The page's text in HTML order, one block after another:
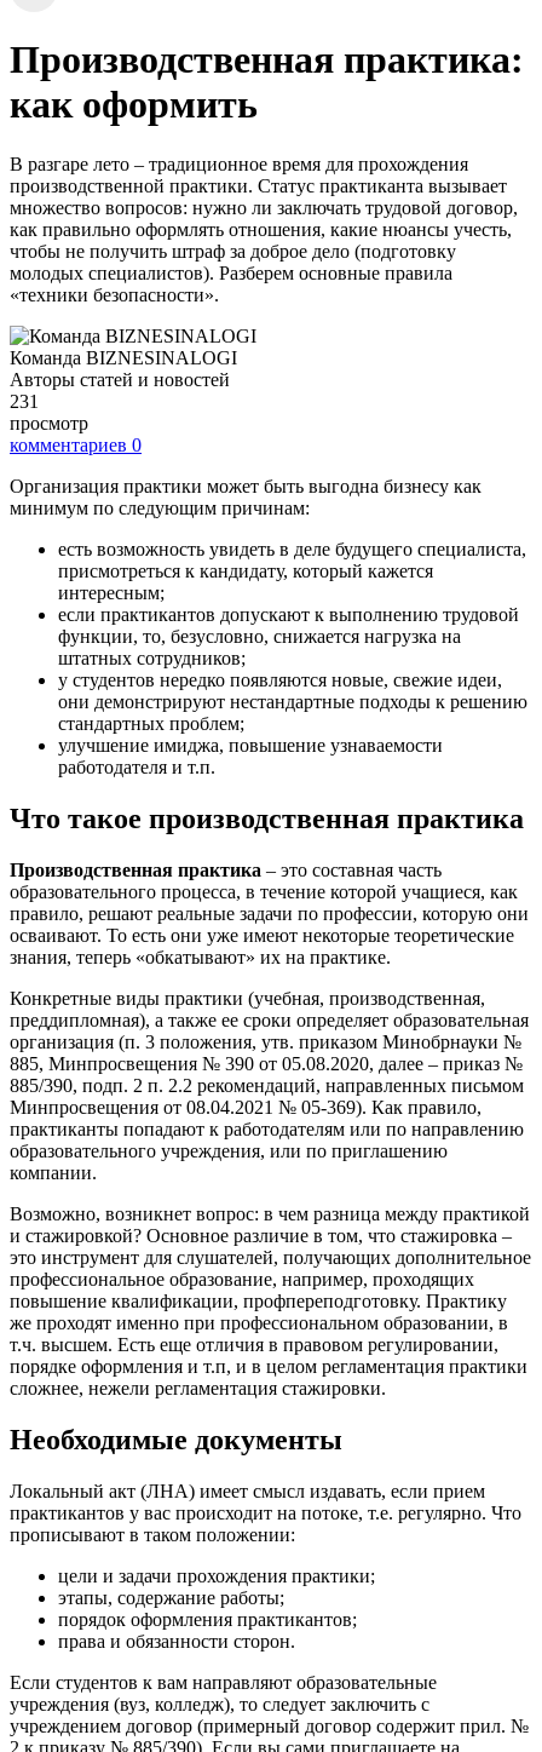
Производственная практика:
как оформить
В разгаре лето – традиционное время для прохождения
производственной практики. Статус практиканта вызывает
множество вопросов: нужно ли заключать трудовой договор,
как правильно оформлять отношения, какие нюансы учесть,
чтобы не получить штраф за доброе дело (подготовку
молодых специалистов). Разберем основные правила
«техники безопасности».
Команда BIZNESINALOGI
Авторы статей и новостей
231
просмотр
комментариев 0
Организация практики может быть выгодна бизнесу как
минимум по следующим причинам:
есть возможность увидеть в деле будущего специалиста,
присмотреться к кандидату, который кажется
интересным;
если практикантов допускают к выполнению трудовой
функции, то, безусловно, снижается нагрузка на
штатных сотрудников;
у студентов нередко появляются новые, свежие идеи,
они демонстрируют нестандартные подходы к решению
стандартных проблем;
улучшение имиджа, повышение узнаваемости
работодателя и т.п.
Что такое производственная практика
Производственная практика – это составная часть
образовательного процесса, в течение которой учащиеся, как
правило, решают реальные задачи по профессии, которую они
осваивают. То есть они уже имеют некоторые теоретические
знания, теперь «обкатывают» их на практике.
Конкретные виды практики (учебная, производственная,
преддипломная), а также ее сроки определяет образовательная
организация (п. 3 положения, утв. приказом Минобрнауки №
885, Минпросвещения № 390 от 05.08.2020, далее – приказ №
885/390, подп. 2 п. 2.2 рекомендаций, направленных письмом
Минпросвещения от 08.04.2021 № 05-369). Как правило,
практиканты попадают к работодателям или по направлению
образовательного учреждения, или по приглашению
компании.
Возможно, возникнет вопрос: в чем разница между практикой
и стажировкой? Основное различие в том, что стажировка –
это инструмент для слушателей, получающих дополнительное
профессиональное образование, например, проходящих
повышение квалификации, профпереподготовку. Практику
же проходят именно при профессиональном образовании, в
т.ч. высшем. Есть еще отличия в правовом регулировании,
порядке оформления и т.п, и в целом регламентация практики
сложнее, нежели регламентация стажировки.
Необходимые документы
Локальный акт (ЛНА) имеет смысл издавать, если прием
практикантов у вас происходит на потоке, т.е. регулярно. Что
прописывают в таком положении:
цели и задачи прохождения практики;
этапы, содержание работы;
порядок оформления практикантов;
права и обязанности сторон.
Если студентов к вам направляют образовательные
учреждения (вуз, колледж), то следует заключить с
учреждением договор (примерный договор содержит прил. №
2 к приказу № 885/390). Если вы сами приглашаете на